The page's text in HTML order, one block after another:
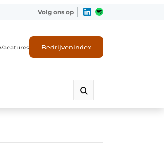
Volg ons op
Vacatures Bedrijvenindex